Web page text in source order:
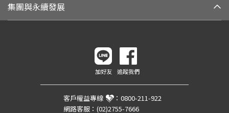
集團與永續發展
加好友 追蹤我們
客戶權益專線 ： 0800-211-922
網路客服： (02)2755-7666